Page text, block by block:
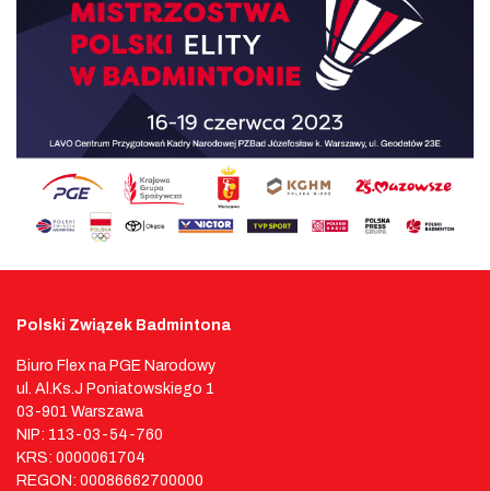
Polski Związek Badmintona
Biuro Flex na PGE Narodowy
ul. Al.Ks.J Poniatowskiego 1
03-901 Warszawa
NIP: 113-03-54-760
KRS: 0000061704
REGON: 00086662700000